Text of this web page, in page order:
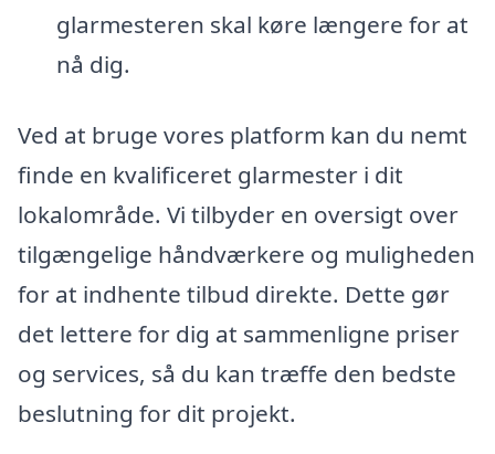
glarmesteren skal køre længere for at
nå dig.
Ved at bruge vores platform kan du nemt
finde en kvalificeret glarmester i dit
lokalområde. Vi tilbyder en oversigt over
tilgængelige håndværkere og muligheden
for at indhente tilbud direkte. Dette gør
det lettere for dig at sammenligne priser
og services, så du kan træffe den bedste
beslutning for dit projekt.